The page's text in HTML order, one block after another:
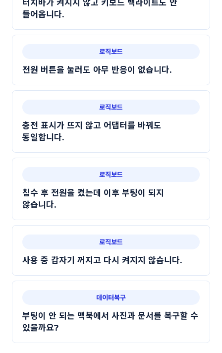
터치바가 켜지지 않고 키보드 백라이트도 안
들어옵니다.
로직보드
전원 버튼을 눌러도 아무 반응이 없습니다.
로직보드
충전 표시가 뜨지 않고 어댑터를 바꿔도
동일합니다.
로직보드
침수 후 전원을 켰는데 이후 부팅이 되지
않습니다.
로직보드
사용 중 갑자기 꺼지고 다시 켜지지 않습니다.
데이터복구
부팅이 안 되는 맥북에서 사진과 문서를 복구할 수
있을까요?